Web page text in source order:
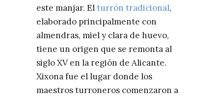
este manjar. Elturrón tradicional,
elaborado principalmente con
almendras, miel y clara de huevo,
tiene un origen que se remonta al
siglo XV en la región de Alicante.
Xixona fue el lugar donde los
maestros turroneros comenzaron a